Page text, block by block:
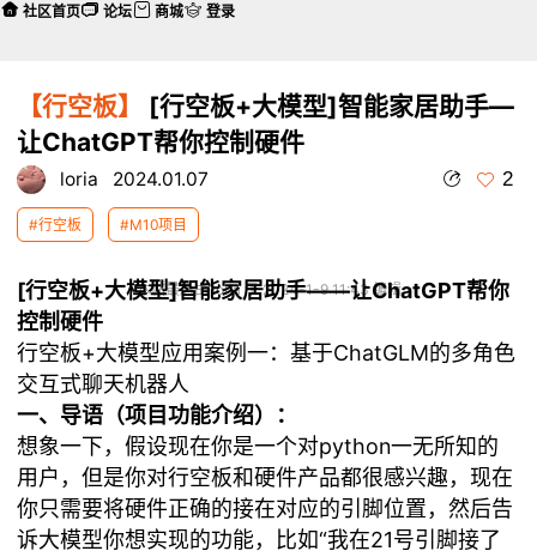
【行空板】
[行空板+大模型]智能家居助手—
让ChatGPT帮你控制硬件
loria 2024.01.07 2
#行空板 #M10项目
本帖最后由 loria 于 2024-1-9 11:43 编辑
[行空板+大模型]智能家居助手——让ChatGPT帮你
控制硬件
行空板+大模型应用案例一：基于ChatGLM的多角色
交互式聊天机器人
一、导语（项目功能介绍）：
想象一下，假设现在你是一个对python一无所知的
用户，但是你对行空板和硬件产品都很感兴趣，现在
你只需要将硬件正确的接在对应的引脚位置，然后告
诉大模型你想实现的功能，比如“我在21号引脚接了
社区首页 论坛 商城 登录